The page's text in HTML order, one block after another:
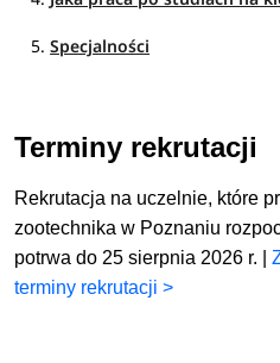
Specjalności
Terminy rekrutacji
Rekrutacja na uczelnie, które
zootechnika w Poznaniu
potrwa do 25 sierpnia 2026 r. |
terminy rekrutacji >